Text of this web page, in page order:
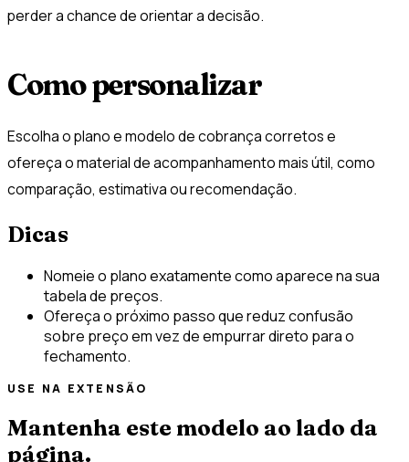
perder a chance de orientar a decisão.
Como personalizar
Escolha o plano e modelo de cobrança corretos e
ofereça o material de acompanhamento mais útil, como
comparação, estimativa ou recomendação.
Dicas
Nomeie o plano exatamente como aparece na sua
tabela de preços.
Ofereça o próximo passo que reduz confusão
sobre preço em vez de empurrar direto para o
fechamento.
USE NA EXTENSÃO
Mantenha este modelo ao lado da
página.